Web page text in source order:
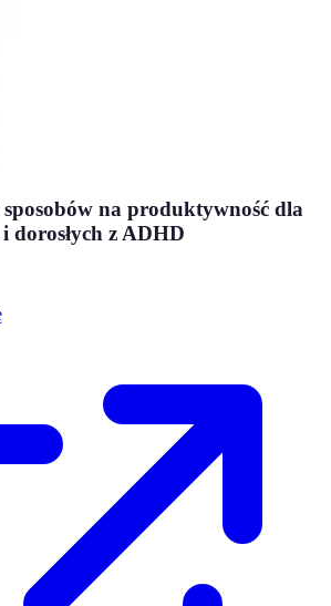
sposobów na produktywność dla
dorosłych z ADHD